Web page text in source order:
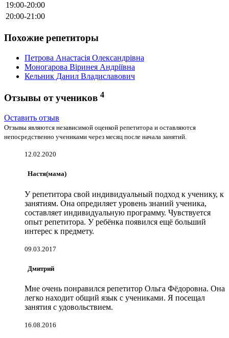
19:00-20:00
20:00-21:00
Похожие репетиторы
Петрова Анастасія Олександрівна
Моногарова Віринея Андріївна
Кельник Данил Владиславович
Отзывы от учеников 4
Оставить отзыв
Отзывы являются независимой оценкой репетитора и оставляются
непосредственно учениками через месяц после начала занятий.
12.02.2020
Настя(мама)
У репетитора свой индивидуальный подход к ученику, к
занятиям. Она опредиляет уровень знаний ученика,
составляет индивидуальную программу. Чувствуется
опыт репетитора. У ребёнка появился ещё больший
интерес к предмету.
09.03.2017
Дмитрий
Мне очень понравился репетитор Ольга Фёдоровна. Она
легко находит общий язык с учениками. Я посещал
занятия с удовольствием.
16.08.2016